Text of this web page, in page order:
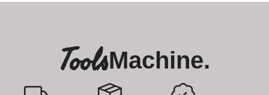
ToolsMachine.